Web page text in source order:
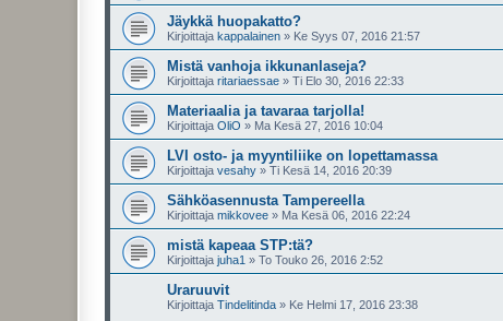
Jäykkä huopakatto?
Kirjoittaja kappalainen » Ke Syys 07, 2016 21:57
Mistä vanhoja ikkunanlaseja?
Kirjoittaja ritariaessae » Ti Elo 30, 2016 22:33
Materiaalia ja tavaraa tarjolla!
Kirjoittaja OliO » Ma Kesä 27, 2016 10:04
LVI osto- ja myyntiliike on lopettamassa
Kirjoittaja vesahy » Ti Kesä 14, 2016 20:39
Sähköasennusta Tampereella
Kirjoittaja mikkovee » Ma Kesä 06, 2016 22:24
mistä kapeaa STP:tä?
Kirjoittaja juha1 » To Touko 26, 2016 2:52
Uraruuvit
Kirjoittaja Tindelitinda » Ke Helmi 17, 2016 23:38